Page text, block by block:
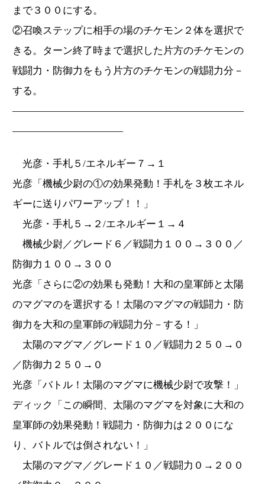
まで３００にする。
②召喚ステップに相手の場のチケモン２体を選択で
きる。ターン終了時まで選択した片方のチケモンの
戦闘力・防御力をもう片方のチケモンの戦闘力分－
する。
―――――――――――――――――――――――
―――――――――――
光彦・手札５/エネルギー７→１
光彦「機械少尉の①の効果発動！手札を３枚エネル
ギーに送りパワーアップ！！」
光彦・手札５→２/エネルギー１→４
機械少尉／グレード６／戦闘力１００→３００／
防御力１００→３００
光彦「さらに②の効果も発動！大和の皇軍師と太陽
のマグマのを選択する！太陽のマグマの戦闘力・防
御力を大和の皇軍師の戦闘力分－する！」
太陽のマグマ／グレード１０／戦闘力２５０→０
／防御力２５０→０
光彦「バトル！太陽のマグマに機械少尉で攻撃！」
ディック「この瞬間、太陽のマグマを対象に大和の
皇軍師の効果発動！戦闘力・防御力は２００にな
り、バトルでは倒されない！」
太陽のマグマ／グレード１０／戦闘力０→２００